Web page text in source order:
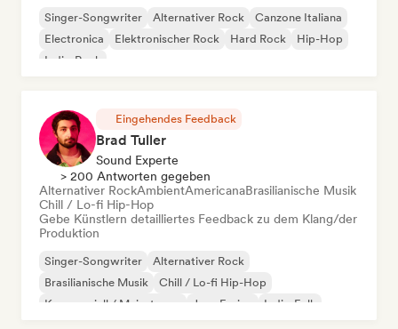
Singer-Songwriter Alternativer Rock
Canzone Italiana
Electronica
Elektronischer Rock Hard Rock
Hip-Hop
Indie-Rock
Eingehendes Feedback
Brad Tuller
Sound Experte
> 200 Antworten gegeben
Alternativer RockAmbientAmericanaBrasilianische Musik
Chill / Lo-fi Hip-Hop
Gebe Künstlern detailliertes Feedback zu dem Klang/der
Produktion
Singer-Songwriter
Alternativer Rock
Brasilianische Musik
Chill / Lo-fi Hip-Hop
Kommerziell / Mainstream
Jazz-Fusion
Indie-Folk